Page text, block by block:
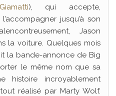
), qui accepte,
jusqu’à son
Jason
la voiture. Quelques mois
la bande-annonce de Big
le même nom que sa
histoire incroyablement
réalisé par Marty Wolf.